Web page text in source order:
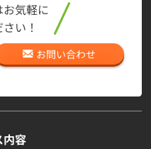
気軽に
い！
お問い合わせ
内容